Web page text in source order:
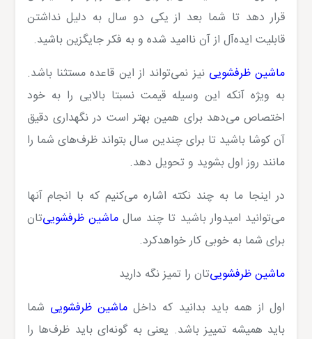
قرار دهد تا شما بعد از یکی دو سال به دلیل نداشتن
قابلیت ایده‌آل از آن ناامید شده و به فکر جایگزین باشید.
ماشین ظرفشویی نیز نمی‌تواند از این قاعده مستثنا باشد.
به ویژه آنکه این وسیله قیمت نسبتا بالایی را به خود
اختصاص می‌دهد برای همین بهتر است در نگهداری دقیق
آن کوشا باشید تا برای چندین سال بتواند ظرف‌های شما را
مانند روز اول بشوید و تحویل دهد.
در اینجا ما به چند نکته اشاره می‌کنیم که با انجام آنها
می‌توانید امیدوار باشید تا چند سالماشین ظرفشویی‌تان
برای شما به خوبی کار خواهدکرد.
ماشین ظرفشویی‌تان را تمیز نگه دارید
اول از همه باید بدانید که داخلماشین ظرفشویی شما
باید همیشه تمییز باشد. یعنی به گونه‌ای باید ظرف‌ها را